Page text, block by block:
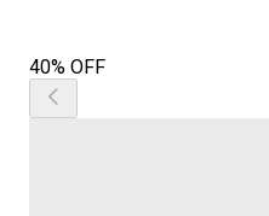
40% OFF